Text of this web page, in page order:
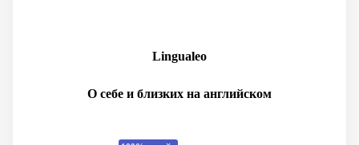
Lingualeo
О себе и близких на английском